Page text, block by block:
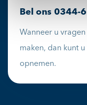
Bel ons 0344-
Wanneer u
maken, dan kunt
opnemen.